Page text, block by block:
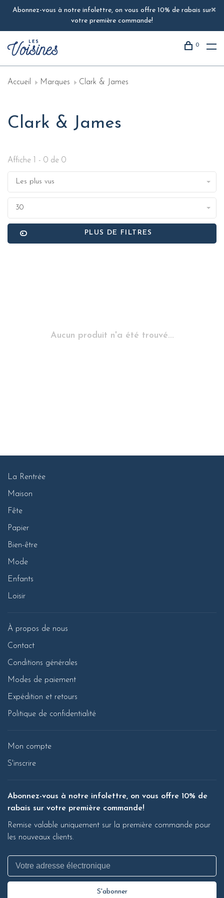
Abonnez-vous à notre infolettre, on vous offre 10% de rabais sur
votre première commande!
0
Accueil Marques Clark & James
Clark & James
Affiche 1 - 0 de 0
Les plus vus
30
PLUS DE FILTRES
Aucun produit n'a été trouvé...
La Rentrée
Maison
Fête
Papier
Bien-être
Mode
Enfants
Loisir
À propos de nous
Contact
Conditions générales
Modes de paiement
Expédition et retours
Politique de confidentialité
Mon compte
S'inscrire
Abonnez-vous à notre infolettre, on vous offre 10% de
rabais sur votre première commande!
Remise valable uniquement sur la première commande pour
les nouveaux clients.
S'abonner